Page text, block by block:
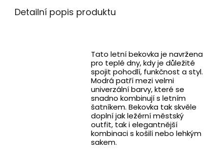
Detailní popis produktu
Tato letní bekovka je navržena
pro teplé dny, kdy je důležité
spojit pohodlí, funkčnost a styl.
Modrá patří mezi velmi
univerzální barvy, které se
snadno kombinují s letním
šatníkem. Bekovka tak skvěle
doplní jak ležérní městský
outfit, tak i elegantnější
kombinaci s košilí nebo lehkým
sakem.